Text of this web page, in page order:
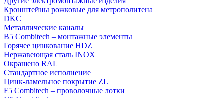
Кронштейны рожковые для метрополитена
DKC
Металлические каналы
B5 Combitech – монтажные элементы
Горячее цинкование HDZ
Нержавеющая сталь INOX
Окрашено RAL
Стандартное исполнение
Цинк-ламельное покрытие ZL
F5 Combitech – проволочные лотки